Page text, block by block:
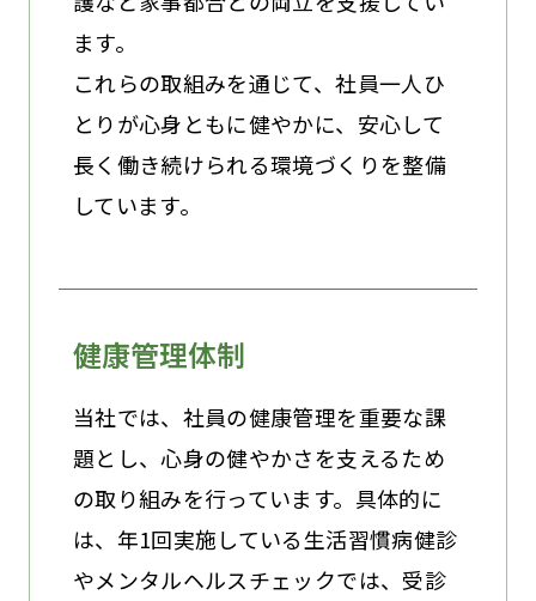
ます。
これらの取組みを通じて、社員一人ひ
とりが心身ともに健やかに、安心して
長く働き続けられる環境づくりを整備
しています。
健康管理体制
当社では、社員の健康管理を重要な課
題とし、心身の健やかさを支えるため
の取り組みを行っています。具体的に
は、年1回実施している生活習慣病健診
やメンタルヘルスチェックでは、受診